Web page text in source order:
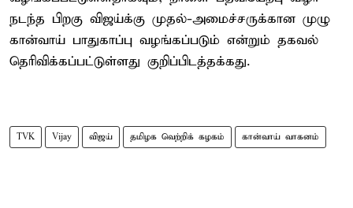
நடந்த பிறகு விஜய்க்கு முதல்-அமைச்சருக்கான முழு
கான்வாய் பாதுகாப்பு வழங்கப்படும் என்றும் தகவல்
தெரிவிக்கப்பட்டுள்ளது குறிப்பிடத்தக்கது.
TVK Vijay விஜய் தமிழக வெற்றிக் கழகம் கான்வாய் வாகனம்